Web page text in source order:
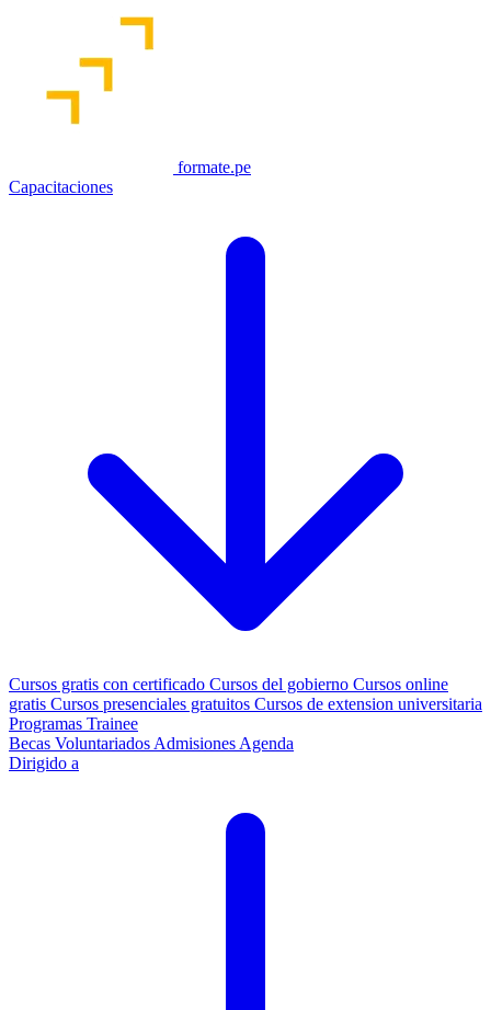
formate.pe
Capacitaciones
Cursos gratis con certificado Cursos del gobierno Cursos online
gratis Cursos presenciales gratuitos Cursos de extension universitaria
Programas Trainee
Becas Voluntariados Admisiones Agenda
Dirigido a